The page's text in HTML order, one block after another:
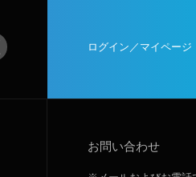
ログイン／マイページ
お問い合わせ